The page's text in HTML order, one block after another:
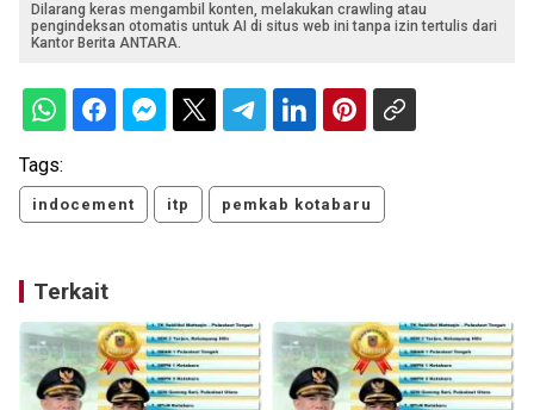
Dilarang keras mengambil konten, melakukan crawling atau
pengindeksan otomatis untuk AI di situs web ini tanpa izin tertulis dari
Kantor Berita ANTARA.
Tags:
indocement itp pemkab kotabaru
Terkait